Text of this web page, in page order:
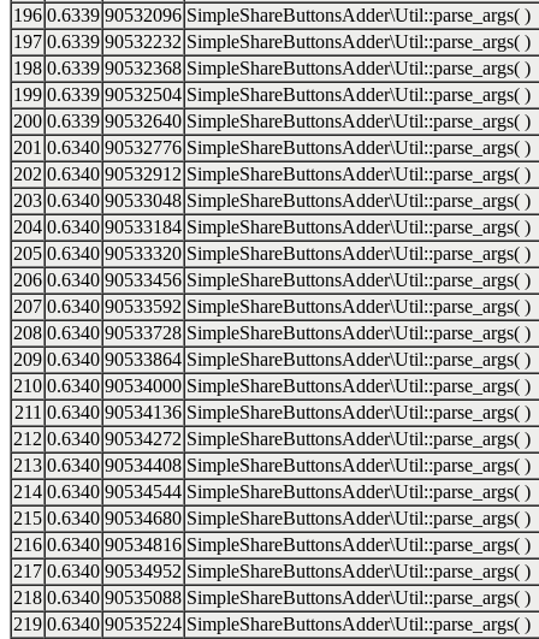
196 0.6339 90532096 SimpleShareButtonsAdder\Util::parse_args( )
197 0.6339 90532232 SimpleShareButtonsAdder\Util::parse_args( )
198 0.6339 90532368 SimpleShareButtonsAdder\Util::parse_args( )
199 0.6339 90532504 SimpleShareButtonsAdder\Util::parse_args( )
200 0.6339 90532640 SimpleShareButtonsAdder\Util::parse_args( )
201 0.6340 90532776 SimpleShareButtonsAdder\Util::parse_args( )
202 0.6340 90532912 SimpleShareButtonsAdder\Util::parse_args( )
203 0.6340 90533048 SimpleShareButtonsAdder\Util::parse_args( )
204 0.6340 90533184 SimpleShareButtonsAdder\Util::parse_args( )
205 0.6340 90533320 SimpleShareButtonsAdder\Util::parse_args( )
206 0.6340 90533456 SimpleShareButtonsAdder\Util::parse_args( )
207 0.6340 90533592 SimpleShareButtonsAdder\Util::parse_args( )
208 0.6340 90533728 SimpleShareButtonsAdder\Util::parse_args( )
209 0.6340 90533864 SimpleShareButtonsAdder\Util::parse_args( )
210 0.6340 90534000 SimpleShareButtonsAdder\Util::parse_args( )
211 0.6340 90534136 SimpleShareButtonsAdder\Util::parse_args( )
212 0.6340 90534272 SimpleShareButtonsAdder\Util::parse_args( )
213 0.6340 90534408 SimpleShareButtonsAdder\Util::parse_args( )
214 0.6340 90534544 SimpleShareButtonsAdder\Util::parse_args( )
215 0.6340 90534680 SimpleShareButtonsAdder\Util::parse_args( )
216 0.6340 90534816 SimpleShareButtonsAdder\Util::parse_args( )
217 0.6340 90534952 SimpleShareButtonsAdder\Util::parse_args( )
218 0.6340 90535088 SimpleShareButtonsAdder\Util::parse_args( )
219 0.6340 90535224 SimpleShareButtonsAdder\Util::parse_args( )